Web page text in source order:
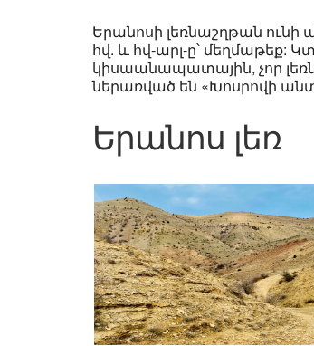
Երանոսի լեռնաշղթան
հվ. և հվ-արլ-ը՝ մեղմաթեք:
կիսաանապատային, չոր
ներառված են «Խոսրովի
Երանոս լեռ